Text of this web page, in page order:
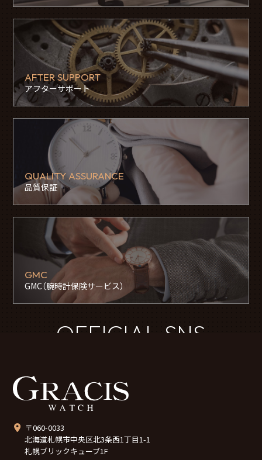
AFTER SUPPORT
アフターサポート
QUALITY ASSURANCE
品質保証
GMC
GMC（腕時計保険サービス）
OFFICIAL SNS
〒060-0033
北海道札幌市中央区北3条西1丁目1-1
札幌ブリックキューブ1F